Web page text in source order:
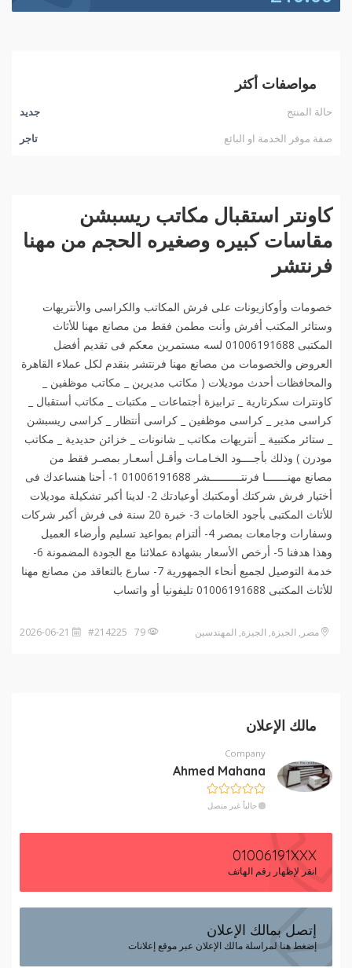
مواصفات أكثر
حالة المنتج
جديد
صفة موفر الخدمة او البائع
تاجر
كاونتر استقبال مكاتب ريسبشن
مقاسات كبيره وصغيره الحجم من مهنا
فرنتشر
خصومات وأوكازيونات على فرش المكاتب والكراسى والأنتريهات
وستائر المكتب أفرش وأنت مطمن فقط من مصانع مهنا للأثاث
المكتبى 01006191688 لسه مستمرين معكم فى تقديم أفضل
العروض والخصومات من مصانع مهنا فرنتشر بنقدم لكل عملاء القاهرة
والمحافظات أحدث موديلات ( مكاتب مديرين _ مكاتب موظفين _
كاونترات سكرتارية _ ترابيزة أجتماعات _ مكتبات _ مكاتب أستقبال _
كراسى مدير _ كراسى موظفين _ كراسى أنتظار _ كراسى ريسبشن
_ ستائر مكتبية _ أنتريهات مكاتب _ شانونات _ خزائن حديدية _ مكاتب
مودرن ) وذلك بأجــــود الخـامـات وأقـل أسعـار بمصـر فقط من
مصانع مهنـــــــا فرنتــــــــــشر 01006191688 1- أحنا هنساعدك فى
أختيار فرش شركتك أومكتبك أوعيادتك 2- لدينا أكبر تشكيلة موديلات
للأثاث المكتبى بأجود الخامات 3- خبرة 20 سنة فى فرش أكبر شركات
وسفارات وجامعات بمصر 4- ألتزام بمواعيد تسليم وأرضاء العميل
وهذا هدفنا 5- أرخص الأسعار بشهادة عملائنا مع الجودة المضمونة 6-
خدمة التوصيل لجميع أنحاء الجمهورية 7- سارع بالتعاقد من مصانع مهنا
للأثاث المكتبى 01006191688 تليفونيا أو واتساب️
مصر, الجيزة, الجيزة, المهندسين
مالك الإعلان
Company
Ahmed Mahana
حالياً غير متصل
01006191XXX
انقر لإظهار رقم الهاتف
إتصل بمالك الإعلان
إضغط هنا لمراسلة مالك الإعلان عبر موقع إعلانات